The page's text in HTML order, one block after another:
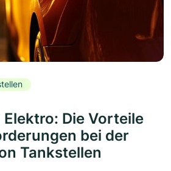
Elektro: Die Vorteile
bei der
Tankstellen